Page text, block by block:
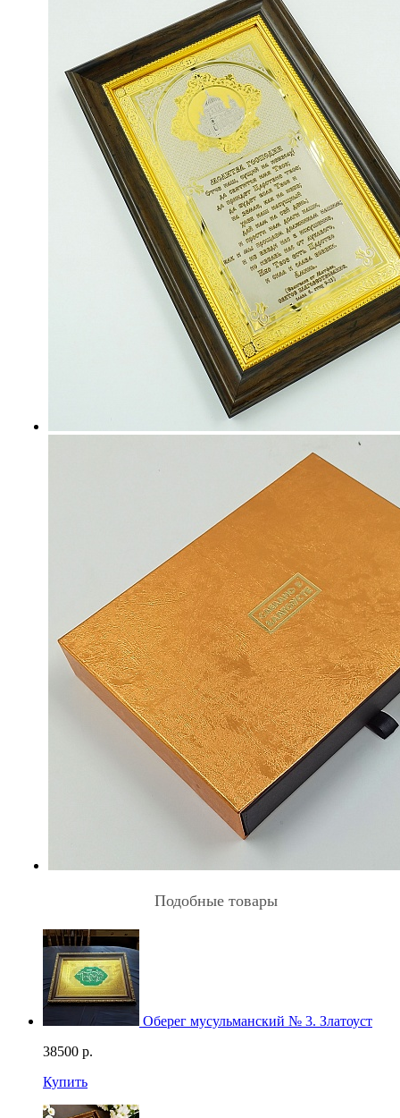
Подобные товары
Оберег мусульманский № 3. Златоуст
38500 р.
Купить